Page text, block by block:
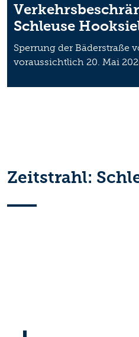
Schleuse
Sperrung der Bäderstraße
voraussichtlich 20. Mai
Zeitstrahl: